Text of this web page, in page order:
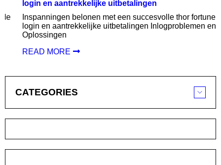
login en aantrekkelijke uitbetalingen
Inspanningen belonen met een succesvolle thor fortune
login en aantrekkelijke uitbetalingen Inlogproblemen en
Oplossingen
READ MORE
CATEGORIES